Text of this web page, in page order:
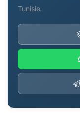
Tunisie.